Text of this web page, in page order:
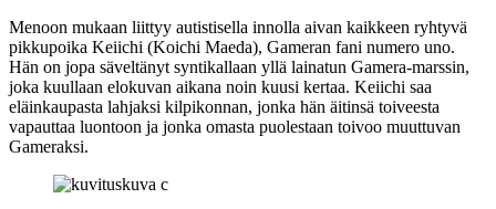
Menoon mukaan liittyy autistisella innolla aivan kaikkeen ryhtyvä
pikkupoika Keiichi (Koichi Maeda), Gameran fani numero uno.
Hän on jopa säveltänyt syntikallaan yllä lainatun Gamera-marssin,
joka kuullaan elokuvan aikana noin kuusi kertaa. Keiichi saa
eläinkaupasta lahjaksi kilpikonnan, jonka hän äitinsä toiveesta
vapauttaa luontoon ja jonka omasta puolestaan toivoo muuttuvan
Gameraksi.